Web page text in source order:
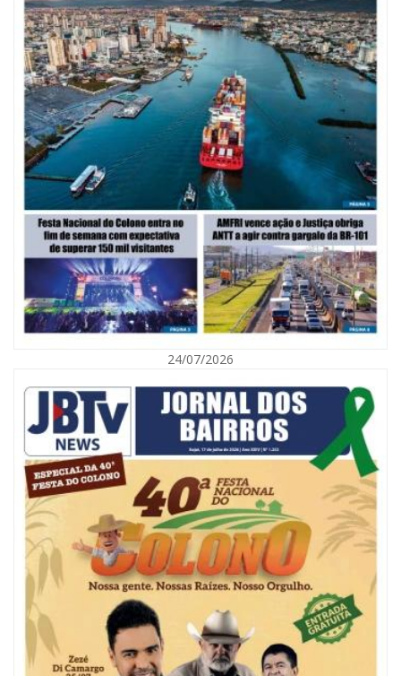
06/08/2026 | 10:02
Audiência pública debate Programa Municipal de Habitação de Interesse
Social em Itajaí
24/07/2026